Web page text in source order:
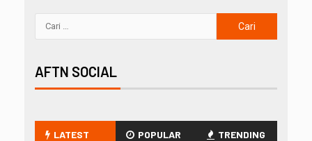
AFTN SOCIAL
LATEST POPULAR TRENDING